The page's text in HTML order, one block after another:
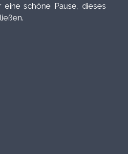
schöne Pause, dieses